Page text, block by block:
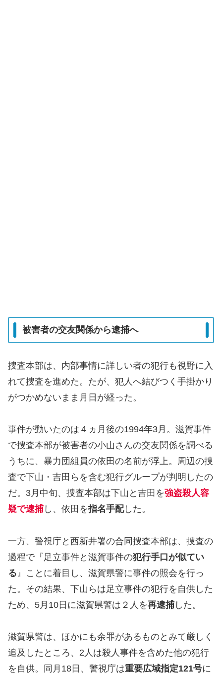
被害者の交友関係から逮捕へ
捜査本部は、内部事情に詳しい者の犯行も視野に入
れて捜査を進めた。たが、犯人へ結びつく手掛かり
がつかめないまま月日が経った。
事件が動いたのは４ヵ月後の1994年3月。滋賀事件
で捜査本部が被害者の小山さんの交友関係を調べる
うちに、暴力団組員の依田の名前が浮上。周辺の捜
査で下山・吉田らを含む犯行グループが判明したの
だ。3月中旬、捜査本部は下山と吉田を強盗殺人容
疑で逮捕し、依田を指名手配した。
一方、警視庁と西新井署の合同捜査本部は、捜査の
過程で『足立事件と滋賀事件の犯行手口が似てい
る 』ことに着目し、滋賀県警に事件の照会を行っ
た。その結果、下山らは足立事件の犯行を自供した
ため、5月10日に滋賀県警は２人を再逮捕した。
滋賀県警は、ほかにも余罪があるものとみて厳しく
追及したところ、2人は殺人事件を含めた他の犯行
を自供。同月18日、警視庁は重要広域指定121号に